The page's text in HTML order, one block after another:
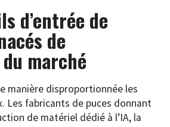
d’entrée de
de
marché
manière disproportionnée les
Les fabricants de puces donnant
de matériel dédié à l’IA, la